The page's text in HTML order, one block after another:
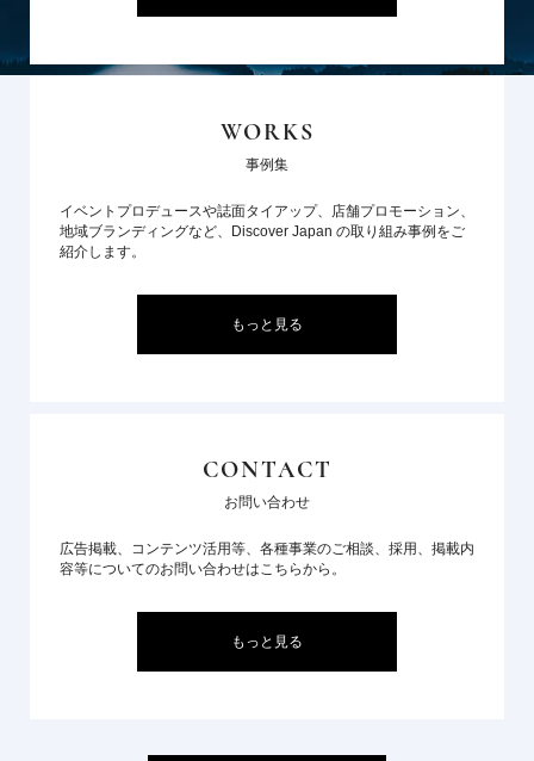
WORKS
事例集
イベントプロデュースや誌面タイアップ、店舗プロモーション、
地域ブランディングなど、Discover Japan の取り組み事例をご
紹介します。
もっと見る
CONTACT
お問い合わせ
広告掲載、コンテンツ活用等、各種事業のご相談、採用、掲載内
容等についてのお問い合わせはこちらから。
もっと見る